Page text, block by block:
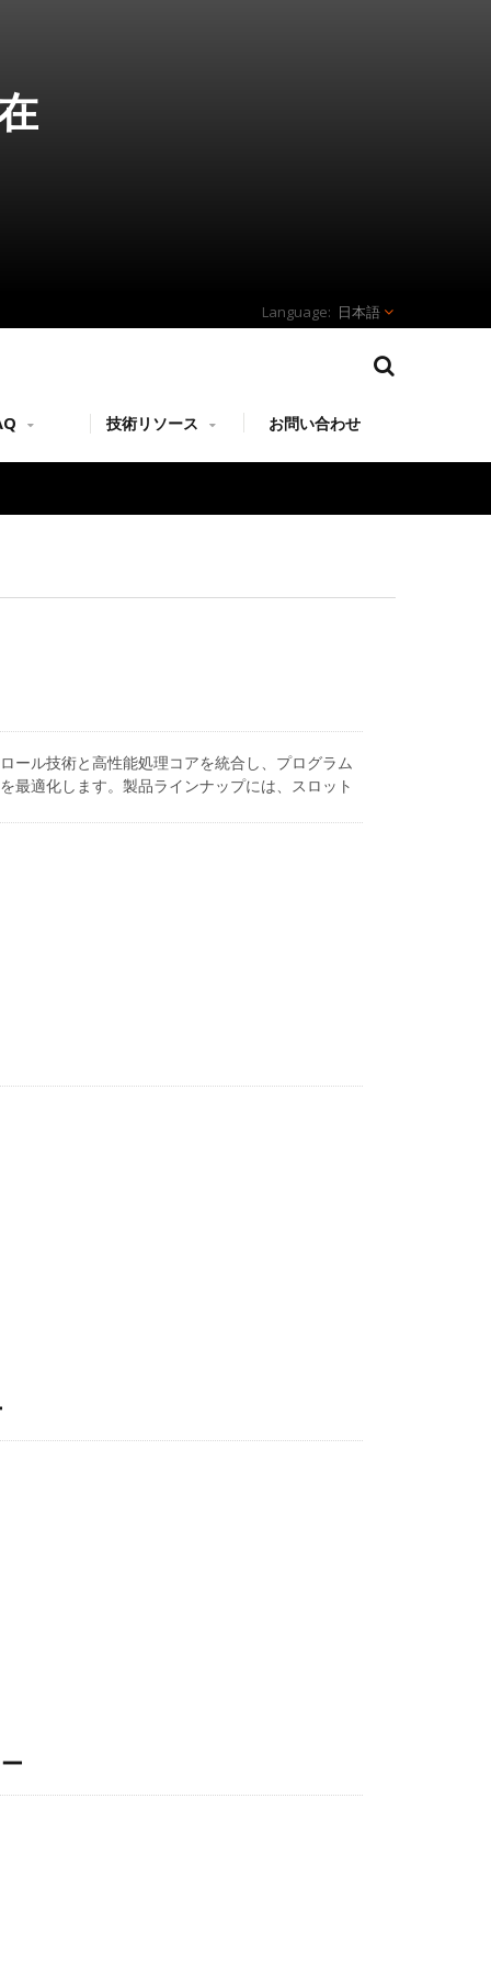
日本語
技術リソース お問い合わせ
ール技術と高性能処理コアを統合し、プログラム
最適化します。製品ラインナップには、スロット